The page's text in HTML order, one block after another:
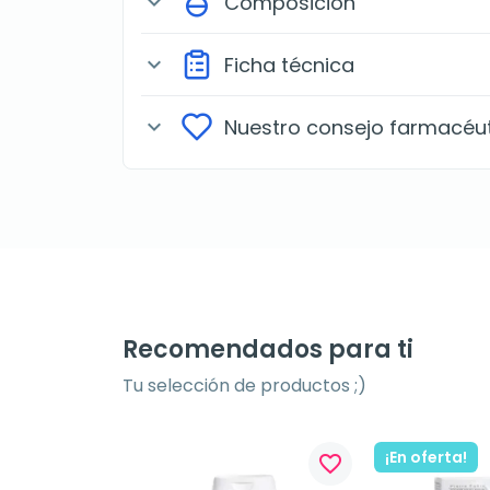
expand_more Ficha técnica
expand_more Nuestro consejo
Recomendados para ti
Tu selección de productos ;)
favorite_border ¡En oferta!